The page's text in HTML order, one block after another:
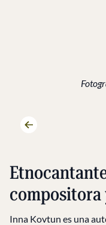
Diapositiva anterior
Inna Kovtun es una